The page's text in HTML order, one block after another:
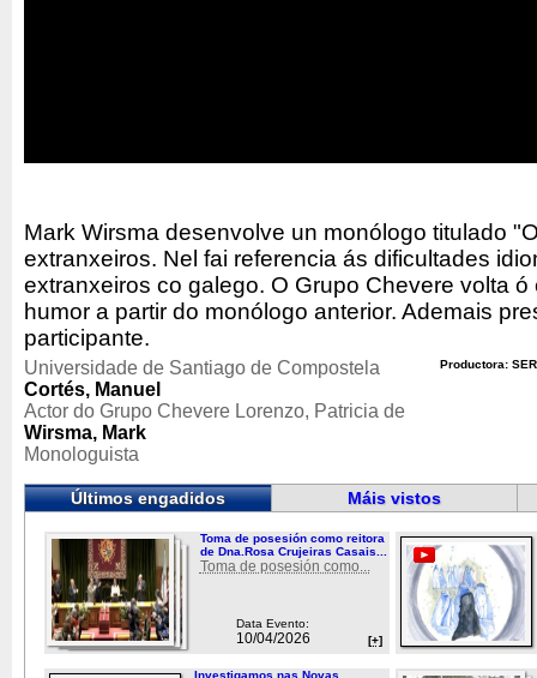
Mark Wirsma desenvolve un monólogo titulado
extranxeiros. Nel fai referencia ás dificultades
extranxeiros co galego. O Grupo Chevere volta
humor a partir do monólogo anterior. Ademais
participante.
Productora:
Universidade de Santiago de Compostela
Cortés, Manuel
Actor do Grupo Chevere Lorenzo, Patricia de
Wirsma, Mark
Monologuista
Últimos engadidos Máis vistos
Toma de posesión como reitora
de Dna.Rosa Crujeiras Casais...
Toma de posesión como...
Data Evento:
10/04/2026 [+]
Investigamos nas Novas